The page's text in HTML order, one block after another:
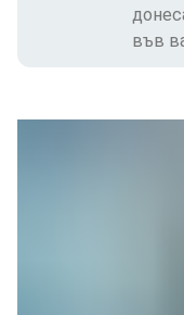
във